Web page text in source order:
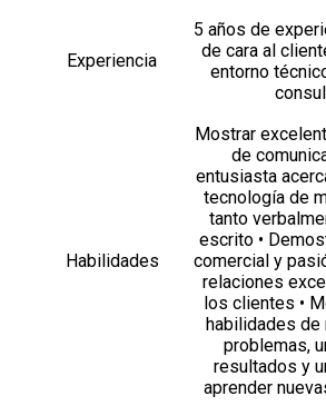
Experiencia
5 años de
de cara al
entorno
Habilidades
Mostrar
de
entusiasta
tecnología de
tanto
escrito •
comercial y
relaciones
los clientes •
habilidades de
problemas,
resultados y
aprender